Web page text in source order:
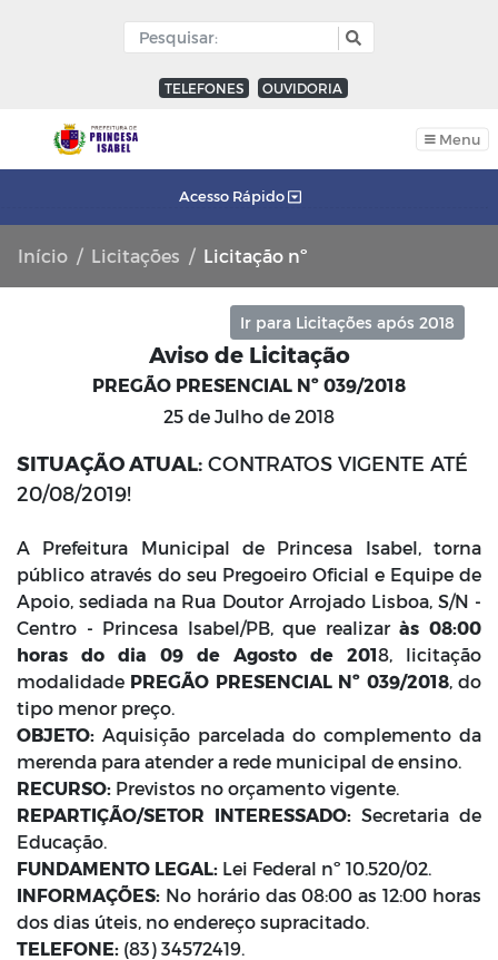
TELEFONES OUVIDORIA
Menu
Acesso Rápido
Início Licitações Licitação nº
Ir para Licitações após 2018
Aviso de Licitação
PREGÃO PRESENCIAL Nº 039/2018
25 de Julho de 2018
SITUAÇÃO ATUAL: CONTRATOS VIGENTE ATÉ
20/08/2019!
A Prefeitura Municipal de Princesa Isabel, torna
público através do seu Pregoeiro Oficial e Equipe de
Apoio, sediada na Rua Doutor Arrojado Lisboa, S/N -
Centro - Princesa Isabel/PB, que realizaràs 08:00
horas do dia 09 de Agosto de 2018, licitação
modalidade PREGÃO PRESENCIAL Nº 039/2018, do
tipo menor preço.
OBJETO: Aquisição parcelada do complemento da
merenda para atender a rede municipal de ensino.
RECURSO: Previstos no orçamento vigente.
REPARTIÇÃO/SETOR INTERESSADO: Secretaria de
Educação.
FUNDAMENTO LEGAL: Lei Federal nº 10.520/02.
INFORMAÇÕES: No horário das 08:00 as 12:00 horas
dos dias úteis, no endereço supracitado.
TELEFONE: (83) 34572419.